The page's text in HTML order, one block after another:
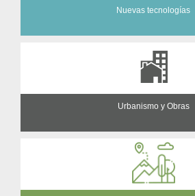
Nuevas tecnologías
Urbanismo y Obras